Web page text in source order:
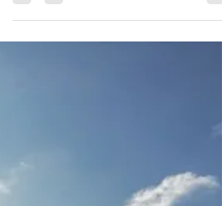
Lyon, au cœur d'un chantier.